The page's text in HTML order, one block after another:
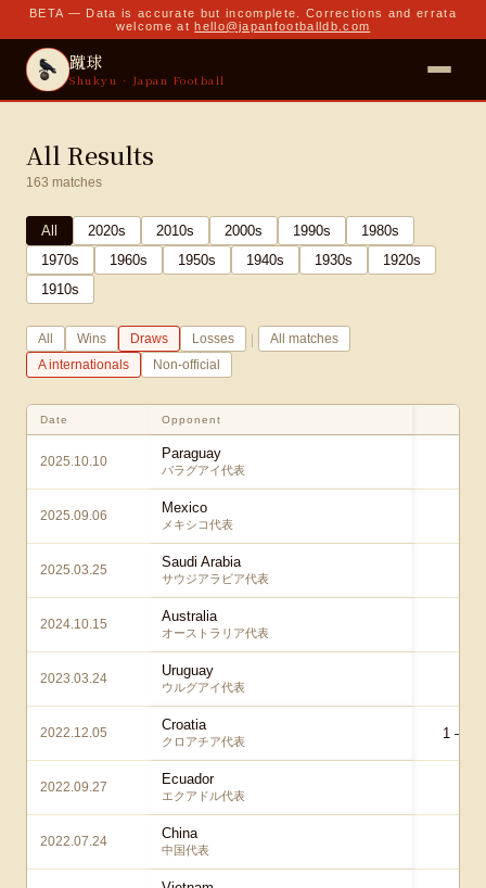
BETA — Data is accurate but incomplete. Corrections and errata
welcome at hello@japanfootballdb.com
蹴球
Shukyu · Japan Football
All Results
163 matches
All 2020s 2010s 2000s 1990s 1980s
1970s 1960s 1950s 1940s 1930s 1920s
1910s
All Wins Draws Losses |
All matches
A internationals
Non-official
Date Opponent
2025.10.10 Paraguay
パラグアイ代表
2025.09.06 Mexico
メキシコ代表
2025.03.25 Saudi Arabia
サウジアラビア代表
2024.10.15 Australia
オーストラリア代表
2023.03.24 Uruguay
ウルグアイ代表
2022.12.05 Croatia
クロアチア代表 1 – 1
2022.09.27 Ecuador
エクアドル代表
2022.07.24 China
中国代表